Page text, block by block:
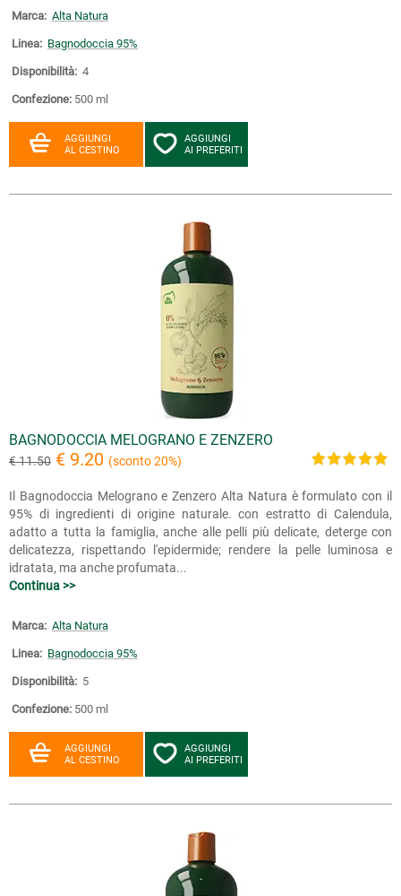
Marca: Alta Natura
Linea: Bagnodoccia 95%
Disponibilità: 4
Confezione: 500 ml
AGGIUNGI
AL CESTINO
AGGIUNGI
AI PREFERITI
BAGNODOCCIA MELOGRANO E ZENZERO
€ 11.50 € 9.20 (sconto 20%)
Il Bagnodoccia Melograno e Zenzero Alta Natura è formulato con il
95% di ingredienti di origine naturale. con estratto di Calendula,
adatto a tutta la famiglia, anche alle pelli più delicate, deterge con
delicatezza, rispettando l'epidermide; rendere la pelle luminosa e
idratata, ma anche profumata...
Continua >>
Marca: Alta Natura
Linea: Bagnodoccia 95%
Disponibilità: 5
Confezione: 500 ml
AGGIUNGI
AL CESTINO
AGGIUNGI
AI PREFERITI